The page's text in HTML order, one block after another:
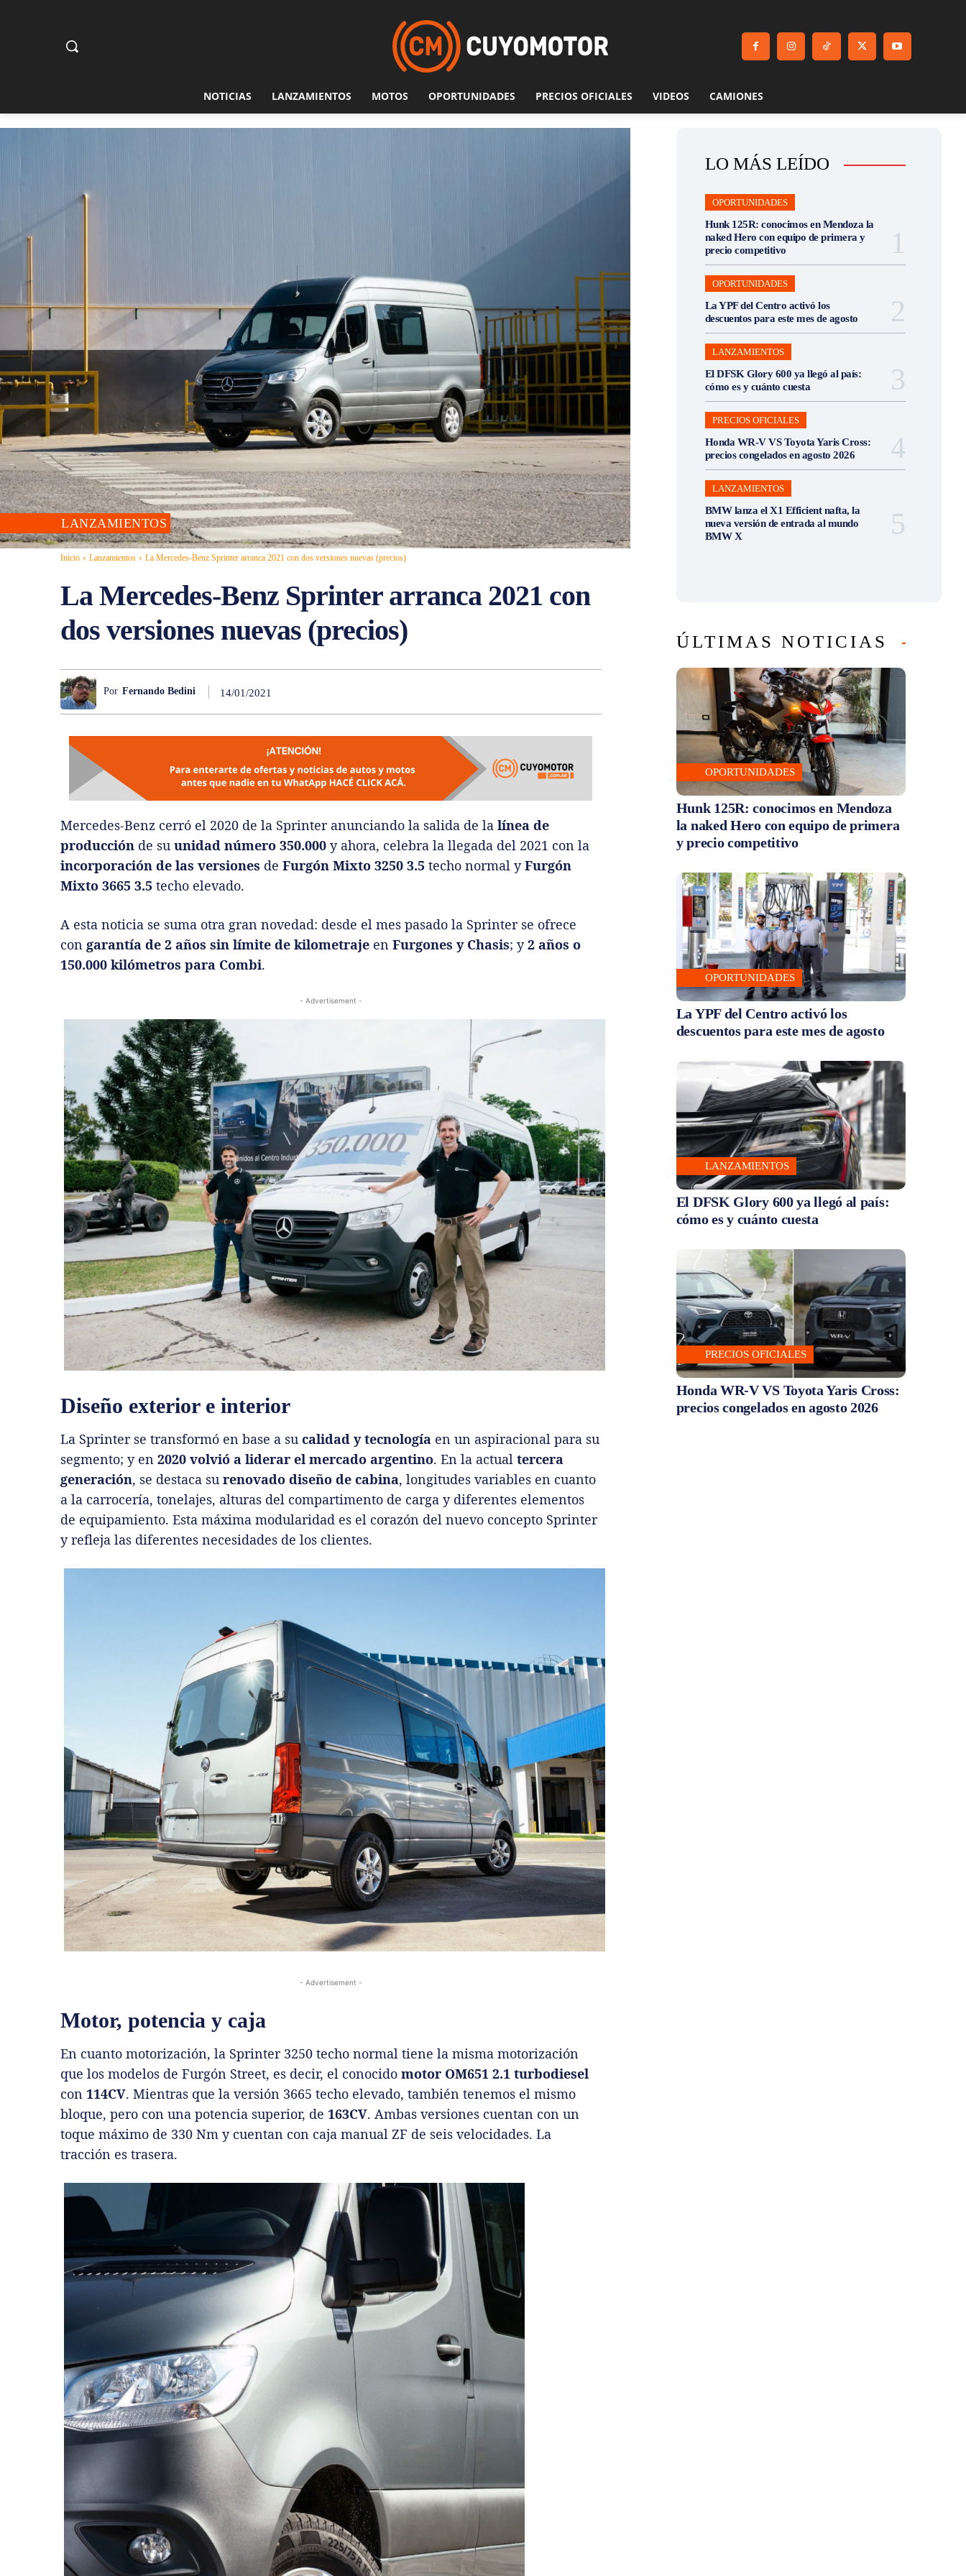
NOTICIAS LANZAMIENTOS MOTOS OPORTUNIDADES PRECIOS OFICIALES VIDEOS CAMIONES
LANZAMIENTOS
Inicio Lanzamientos La Mercedes-Benz Sprinter arranca 2021 con dos versiones nuevas (precios)
La Mercedes-Benz Sprinter arranca 2021 con
dos versiones nuevas (precios)
Por Fernando Bedini 14/01/2021
Mercedes-Benz cerró el 2020 de la Sprinter anunciando la salida de la línea de
producción de su unidad número 350.000 y ahora, celebra la llegada del 2021 con la
incorporación de las versiones de Furgón Mixto 3250 3.5 techo normal yFurgón
Mixto 3665 3.5 techo elevado.
A esta noticia se suma otra gran novedad: desde el mes pasado la Sprinter se ofrece
con garantía de 2 años sin límite de kilometraje en Furgones y Chasis; y2 años o
150.000 kilómetros para Combi.
- Advertisement -
Diseño exterior e interior
La Sprinter se transformó en base a su calidad y tecnología en un aspiracional para su
segmento; y en 2020 volvió a liderar el mercado argentino. En la actual tercera
generación, se destaca su renovado diseño de cabina, longitudes variables en cuanto
a la carrocería, tonelajes, alturas del compartimento de carga y diferentes elementos
de equipamiento. Esta máxima modularidad es el corazón del nuevo concepto Sprinter
y refleja las diferentes necesidades de los clientes.
- Advertisement -
Motor, potencia y caja
En cuanto motorización, la Sprinter 3250 techo normal tiene la misma motorización
que los modelos de Furgón Street, es decir, el conocido motor OM651 2.1 turbodiesel
con 114CV. Mientras que la versión 3665 techo elevado, también tenemos el mismo
bloque, pero con una potencia superior, de 163CV. Ambas versiones cuentan con un
toque máximo de 330 Nm y cuentan con caja manual ZF de seis velocidades. La
tracción es trasera.
LO MÁS LEÍDO
OPORTUNIDADES
Hunk 125R: conocimos en Mendoza la
naked Hero con equipo de primera y
precio competitivo
OPORTUNIDADES
La YPF del Centro activó los
descuentos para este mes de agosto
LANZAMIENTOS
El DFSK Glory 600 ya llegó al país:
cómo es y cuánto cuesta
PRECIOS OFICIALES
Honda WR-V VS Toyota Yaris Cross:
precios congelados en agosto 2026
LANZAMIENTOS
BMW lanza el X1 Efficient nafta, la
nueva versión de entrada al mundo
BMW X
ÚLTIMAS NOTICIAS
OPORTUNIDADES
Hunk 125R: conocimos en Mendoza
la naked Hero con equipo de primera
y precio competitivo
OPORTUNIDADES
La YPF del Centro activó los
descuentos para este mes de agosto
LANZAMIENTOS
El DFSK Glory 600 ya llegó al país:
cómo es y cuánto cuesta
PRECIOS OFICIALES
Honda WR-V VS Toyota Yaris Cross:
precios congelados en agosto 2026